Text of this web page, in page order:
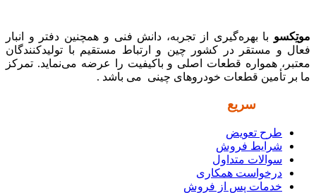
موتِکسو با بهره‌گیری از تجربه، دانش فنی و همچنین دفتر و انبار
فعال و مستقر در کشور چین و ارتباط مستقیم با تولیدکنندگان
معتبر، همواره قطعات اصلی و باکیفیت را عرضه می‌نماید. تمرکز
ما بر تأمین قطعات خودروهای چینی می باشد .
سریع
طرح تعویض
شرایط فروش
سوالات متداول
درخواست همکاری
خدمات پس از فروش